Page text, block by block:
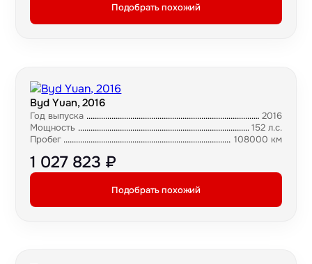
Подобрать похожий
Byd Yuan, 2016
Год выпуска
2016
Мощность
152 л.с.
Пробег
108000 км
1 027 823 ₽
Подобрать похожий